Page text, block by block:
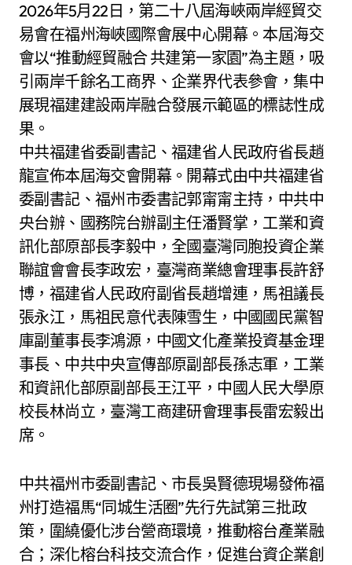
2026年5月22日，第二十八屆海峽兩岸經貿交
易會在福州海峽國際會展中心開幕。本屆海交
會以“推動經貿融合 共建第一家園”為主題，吸
引兩岸千餘名工商界、企業界代表參會，集中
展現福建建設兩岸融合發展示範區的標誌性成
果。
中共福建省委副書記、福建省人民政府省長趙
龍宣佈本屆海交會開幕。開幕式由中共福建省
委副書記、福州市委書記郭甯甯主持，中共中
央台辦、國務院台辦副主任潘賢掌，工業和資
訊化部原部長李毅中，全國臺灣同胞投資企業
聯誼會會長李政宏，臺灣商業總會理事長許舒
博，福建省人民政府副省長趙增連，馬祖議長
張永江，馬祖民意代表陳雪生，中國國民黨智
庫副董事長李鴻源，中國文化產業投資基金理
事長、中共中央宣傳部原副部長孫志軍，工業
和資訊化部原副部長王江平，中國人民大學原
校長林尚立，臺灣工商建研會理事長雷宏毅出
席。
中共福州市委副書記、市長吳賢德現場發佈福
州打造福馬“同城生活圈”先行先試第三批政
策，圍繞優化涉台營商環境，推動榕台產業融
合；深化榕台科技交流合作，促進台資企業創